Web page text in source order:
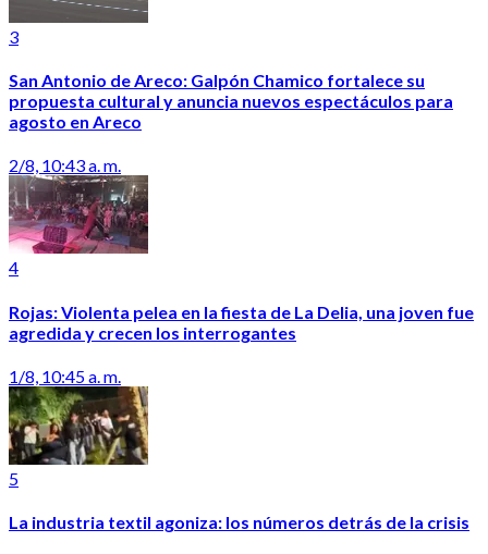
3
San Antonio de Areco: Galpón Chamico fortalece su
propuesta cultural y anuncia nuevos espectáculos para
agosto en Areco
2/8, 10:43 a. m.
4
Rojas: Violenta pelea en la fiesta de La Delia, una joven fue
agredida y crecen los interrogantes
1/8, 10:45 a. m.
5
La industria textil agoniza: los números detrás de la crisis